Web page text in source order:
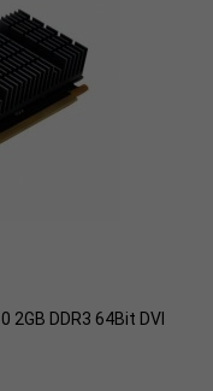
2GB DDR3 64Bit DVI